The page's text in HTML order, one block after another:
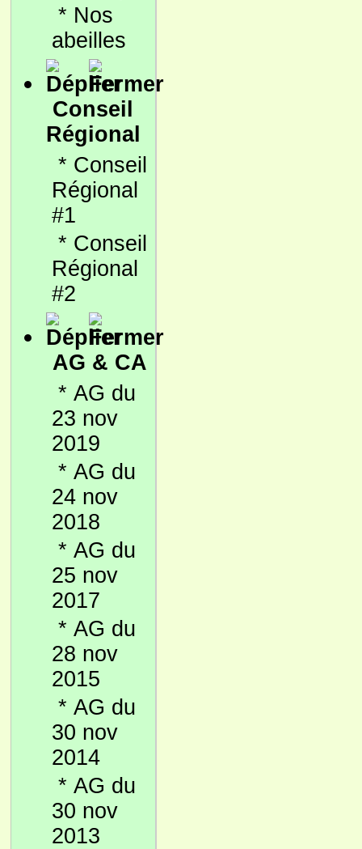
* Nos
abeilles
Conseil
Régional
* Conseil
Régional
#1
* Conseil
Régional
#2
AG & CA
* AG du
23 nov
2019
* AG du
24 nov
2018
* AG du
25 nov
2017
* AG du
28 nov
2015
* AG du
30 nov
2014
* AG du
30 nov
2013